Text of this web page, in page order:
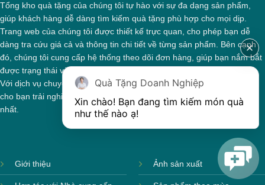
Tổng kho quà tặng của chúng tôi tự hào với sự đa dạng sản phẩm,
giúp khách hàng dễ dàng tìm kiếm quà tặng phù hợp cho mọi dịp.
Trang web của chúng tôi được thiết kế trực quan, cho phép bạn dễ
dàng tra cứu giá cả và thông tin chi tiết về từng sản phẩm. Bên cạnh
đó, chúng tôi cung cấp hệ thống theo dõi đơn hàng, giúp bạn nắm bắt
được trạng thái và giai đoạn xử lý của đơn hàng một cách thuận tiện.
Với dịch vụ chuyên nghiệp và tận tâm, chúng tôi cam kết mang đến
cho bạn trải nghiệm mua sắm tuyệt vời và những món quà ý nghĩa
nhất.
Giới thiệu Ảnh sản xuất
Quà Tặng Doanh Nghiệp
Xin chào! Bạn đang tìm kiếm món quà
như thế nào ạ!